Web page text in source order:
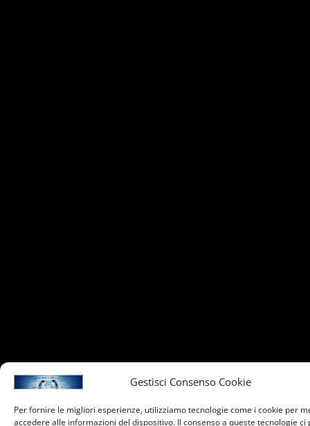
Gestisci Consenso Cookie
Per fornire le migliori esperienze, utilizziamo tecnologie come i cookie per
accedere alle informazioni del dispositivo. Il consenso a queste tecnologie